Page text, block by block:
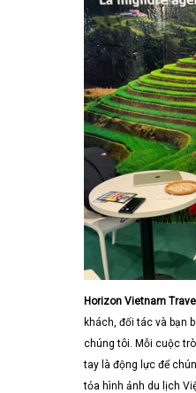
Horizon Vietnam
khách, đối tác và bạn
chúng tôi. Mỗi cuộc
tay là động lực để
tỏa hình ảnh du lịch